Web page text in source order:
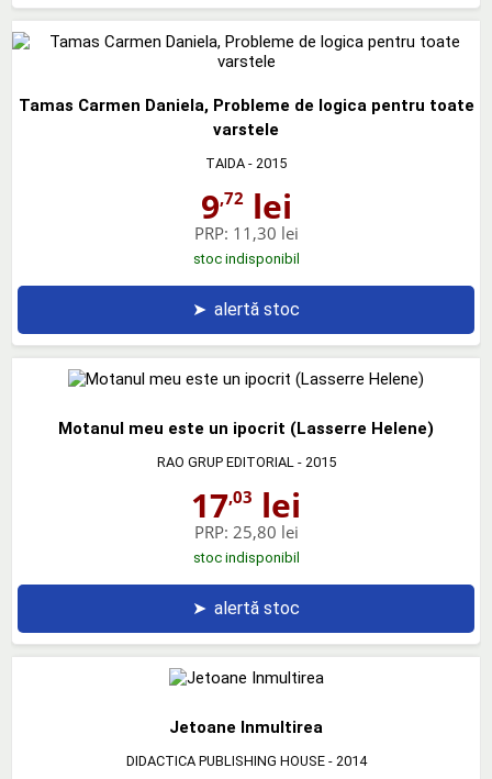
Tamas Carmen Daniela, Probleme de logica pentru toate
varstele
TAIDA - 2015
9,72lei
PRP: 11,30 lei
stoc indisponibil
➤ alertă stoc
Motanul meu este un ipocrit (Lasserre Helene)
RAO GRUP EDITORIAL - 2015
17,03 lei
PRP: 25,80 lei
stoc indisponibil
➤ alertă stoc
Jetoane Inmultirea
DIDACTICA PUBLISHING HOUSE- 2014